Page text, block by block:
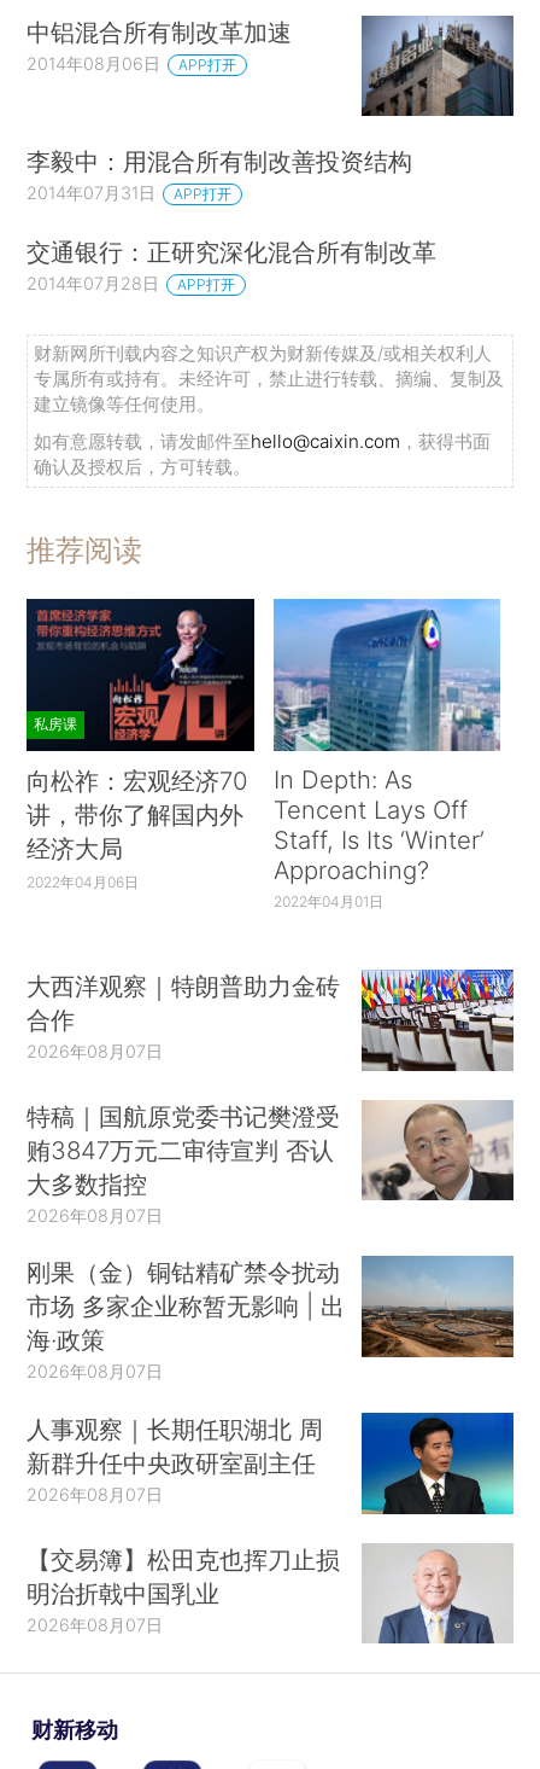
中铝混合所有制改革加速
2014年08月06日 APP打开
李毅中：用混合所有制改善投资结构
2014年07月31日 APP打开
交通银行：正研究深化混合所有制改革
2014年07月28日 APP打开
财新网所刊载内容之知识产权为财新传媒及/或相关权利人
专属所有或持有。未经许可，禁止进行转载、摘编、复制及
建立镜像等任何使用。
如有意愿转载，请发邮件至hello@caixin.com ，获得书面
确认及授权后，方可转载。
推荐阅读
私房课
向松祚：宏观经济70
讲，带你了解国内外
经济大局
2022年04月06日
In Depth: As
Tencent Lays Off
Staff, Is Its ‘Winter’
Approaching?
2022年04月01日
大西洋观察｜特朗普助力金砖
合作
2026年08月07日
特稿｜国航原党委书记樊澄受
贿3847万元二审待宣判 否认
大多数指控
2026年08月07日
刚果（金）铜钴精矿禁令扰动
市场 多家企业称暂无影响 | 出
海·政策
2026年08月07日
人事观察｜长期任职湖北 周
新群升任中央政研室副主任
2026年08月07日
【交易簿】松田克也挥刀止损
明治折戟中国乳业
2026年08月07日
财新移动